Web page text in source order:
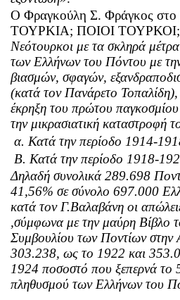
Ο Φραγκούλη Σ. Φράγκος στο
ΤΟΥΡΚΙΑ; ΠΟΙΟΙ ΤΟΥΡΚΟΙ;»
Νεότουρκοι με τα σκληρά
των Ελλήνων του Πόντου με
βιασμών, σφαγών,
(κατά τον Πανάρετο
έκρηξη του πρώτου
την μικρασιατική καταστροφή
α. Κατά την περίοδο 1914-
Β. Κατά την περίοδο 1918-
Δηλαδή συνολικά 289.698
41,56% σε σύνολο 697.000
κατά τον Γ.Βαλαβάνη οι
,σύμφωνα με την μαύρη Βίβλο
Συμβουλίου των Ποντίων στην
303.238, ως το 1922 και
1924 ποσοστό που ξεπερνά το
πληθυσμού των Ελλήνων του